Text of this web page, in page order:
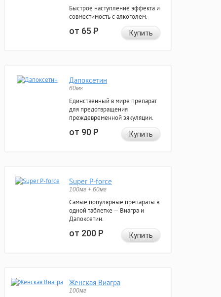
Быстрое наступление эффекта и
совместимость с алкоголем.
от 65Р Купить
Дапоксетин
60мг
Единственный в мире препарат
для предотвращения
преждевременной эякуляции.
от 90Р Купить
Super P-force
100мг + 60мг
Самые популярные препараты в
одной таблетке — Виагра и
Дапоксетин.
от 200Р Купить
Женская Виагра
100мг